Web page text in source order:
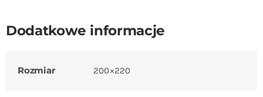
Dodatkowe informacje
Rozmiar 200×220